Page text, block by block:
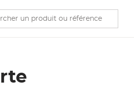
l'image en pleine écran